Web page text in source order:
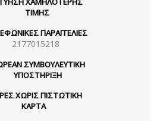
ΤΙΜΗΣ
ΠΑΡΑΓΓΕΛΙΕΣ
2177015218
ΣΥΜΒΟΥΛΕΥΤΙΚΗ
ΥΠΟΣΤΗΡΙΞΗ
ΧΩΡΙΣ ΠΙΣΤΩΤΙΚΗ
ΚΑΡΤΑ